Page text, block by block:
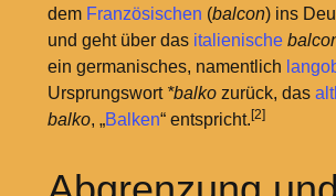
dem Französischen (balcon) ins
und geht über das italienische
ein germanisches, namentlich
Ursprungswort *balkozurück, das
balko, „Balken“ entspricht. [2]